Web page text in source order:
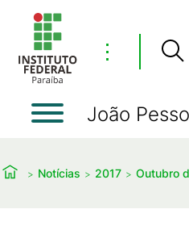
⋮
João
Notícias 2017 Outubro